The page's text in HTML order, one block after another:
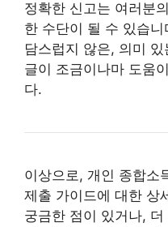
정확한 신고는 여러분
한 수단이 될 수 있습
담스럽지 않은, 의미
글이 조금이나마 도움
다.
이상으로, 개인 종합소
제출 가이드에 대한 상
궁금한 점이 있거나,